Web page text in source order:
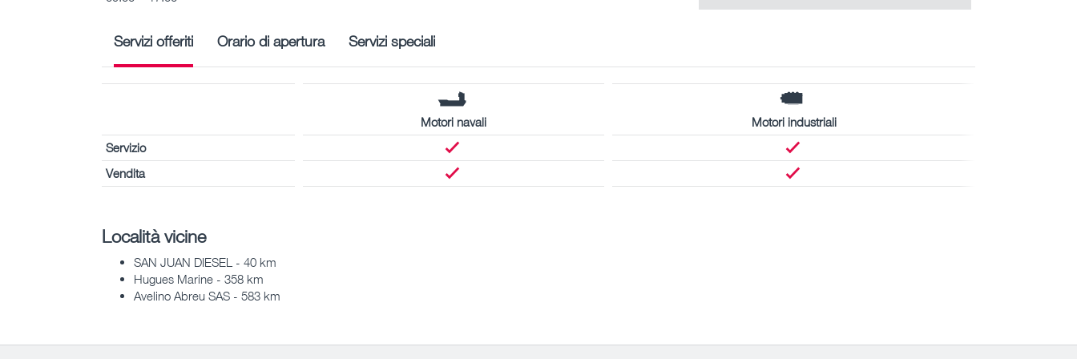
Servizi offeriti Orario di apertura Servizi speciali
Motori navali
Motori industriali
Servizio
Vendita
Località vicine
SAN JUAN DIESEL - 40 km
Hugues Marine - 358 km
Avelino Abreu SAS - 583 km